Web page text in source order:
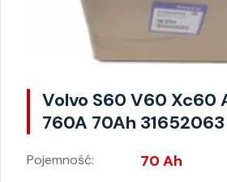
Volvo S60 V60 Xc60
760A 70Ah 31652063
Pojemność: 70 Ah